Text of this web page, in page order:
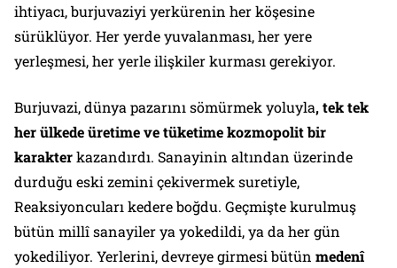
ihtiyacı, burjuvaziyi yerkürenin her köşesine
sürüklüyor. Her yerde yuvalanması, her yere
yerleşmesi, her yerle ilişkiler kurması gerekiyor.
Burjuvazi, dünya pazarını sömürmek yoluyla, tek tek
her ülkede üretime ve tüketime kozmopolit bir
karakterkazandırdı. Sanayinin altından üzerinde
durduğu eski zemini çekivermek suretiyle,
Reaksiyoncuları kedere boğdu. Geçmişte kurulmuş
bütün millî sanayiler ya yokedildi, ya da her gün
yokediliyor. Yerlerini, devreye girmesi bütün medenî